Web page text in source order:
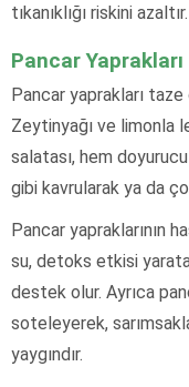
tıkanıklığı riskini azaltır.
Pancar Yaprakları
Pancar yaprakları
Zeytinyağı ve limonla
salatası, hem
gibi kavrularak ya da
Pancar yapraklarının
su, detoks etkisi
destek olur. Ayrıca
soteleyerek,
yaygındır.